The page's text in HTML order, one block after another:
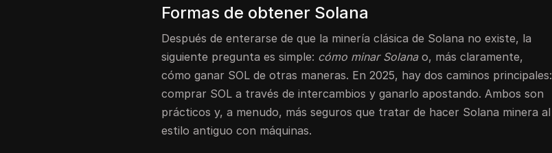
Formas de obtener Solana
Después de enterarse de que la minería clásica de Solana no existe, la
siguiente pregunta es simple: cómo minar Solanao, más claramente,
cómo ganar SOL de otras maneras. En 2025, hay dos caminos principales:
comprar SOL a través de intercambios y ganarlo apostando. Ambos son
prácticos y, a menudo, más seguros que tratar de hacer Solana minera al
estilo antiguo con máquinas.